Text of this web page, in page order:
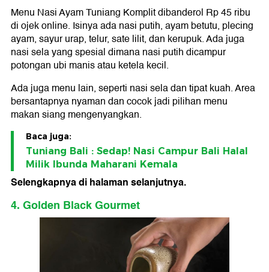
Menu Nasi Ayam Tuniang Komplit dibanderol Rp 45 ribu
di ojek online. Isinya ada nasi putih, ayam betutu, plecing
ayam, sayur urap, telur, sate lilit, dan kerupuk. Ada juga
nasi sela yang spesial dimana nasi putih dicampur
potongan ubi manis atau ketela kecil.
Ada juga menu lain, seperti nasi sela dan tipat kuah. Area
bersantapnya nyaman dan cocok jadi pilihan menu
makan siang mengenyangkan.
Baca juga:
Tuniang Bali : Sedap! Nasi Campur Bali Halal
Milik Ibunda Maharani Kemala
Selengkapnya di halaman selanjutnya.
4. Golden Black Gourmet